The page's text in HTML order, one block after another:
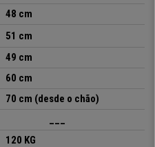
48 cm
51 cm
49 cm
60 cm
70 cm (desde o chão)
120 KG